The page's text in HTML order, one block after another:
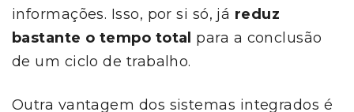
informações. Isso, por si só, já reduz
bastante o tempo total para a conclusão
de um ciclo de trabalho.
Outra vantagem dos sistemas integrados é